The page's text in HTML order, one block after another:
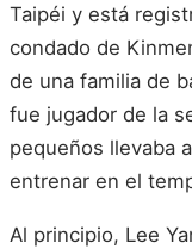
Taipéi y está
condado de
de una familia de
fue jugador de la
pequeños llevaba
entrenar en el
Al principio, Lee